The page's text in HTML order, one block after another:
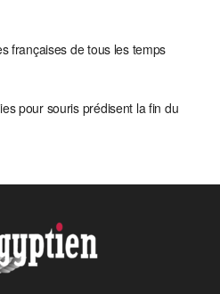
françaises de tous les temps
pour souris prédisent la fin du